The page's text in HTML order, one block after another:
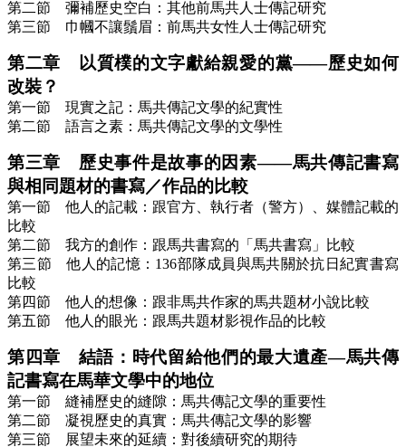
第二節 彌補歷史空白：其他前馬共人士傳記研究
第三節 巾幗不讓鬚眉：前馬共女性人士傳記研究
第二章 以質樸的文字獻給親愛的黨——歷史如何
改裝？
第一節 現實之記：馬共傳記文學的紀實性
第二節 語言之素：馬共傳記文學的文學性
第三章 歷史事件是故事的因素——馬共傳記書寫
與相同題材的書寫／作品的比較
第一節 他人的記載：跟官方、執行者（警方）、媒體記載的
比較
第二節 我方的創作：跟馬共書寫的「馬共書寫」比較
第三節 他人的記憶：136部隊成員與馬共關於抗日紀實書寫
比較
第四節 他人的想像：跟非馬共作家的馬共題材小說比較
第五節 他人的眼光：跟馬共題材影視作品的比較
第四章 結語：時代留給他們的最大遺產—馬共傳
記書寫在馬華文學中的地位
第一節 縫補歷史的縫隙：馬共傳記文學的重要性
第二節 凝視歷史的真實：馬共傳記文學的影響
第三節 展望未來的延續：對後續研究的期待